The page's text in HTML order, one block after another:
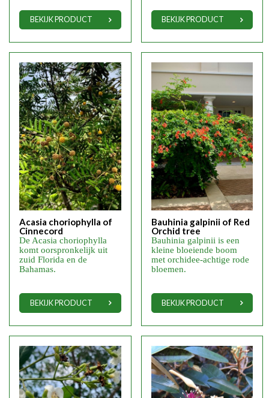
BEKIJK PRODUCT BEKIJK PRODUCT
Acasia choriophylla of
Cinnecord
De Acasia choriophylla
komt oorspronkelijk uit
zuid Florida en de
Bahamas.
BEKIJK PRODUCT
Bauhinia galpinii of Red
Orchid tree
Bauhinia galpinii is een
kleine bloeiende boom
met orchidee-achtige rode
bloemen.
BEKIJK PRODUCT